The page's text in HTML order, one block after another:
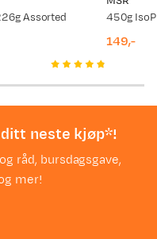
Assorted
149,-
ditt neste kjøp*!
råd, bursdagsgave,
mer!